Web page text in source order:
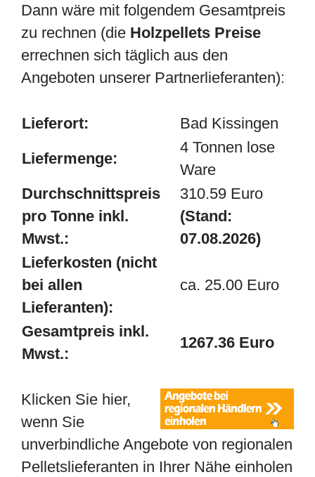
Dann wäre mit folgendem Gesamtpreis
zu rechnen (die Holzpellets Preise
errechnen sich täglich aus den
Angeboten unserer Partnerlieferanten):
Lieferort:
Bad Kissingen
Liefermenge:
4 Tonnen lose
Ware
Durchschnittspreis
pro Tonne inkl.
Mwst.:
310.59 Euro
(Stand:
07.08.2026)
Lieferkosten (nicht
bei allen
Lieferanten):
ca. 25.00 Euro
Gesamtpreis inkl.
Mwst.:
1267.36 Euro
Klicken Sie hier,
wenn Sie
unverbindliche Angebote von regionalen
Pelletslieferanten in Ihrer Nähe einholen